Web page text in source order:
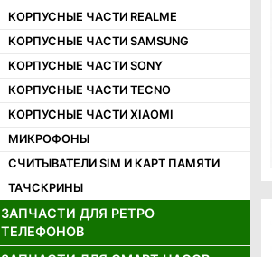
КОРПУСНЫЕ ЧАСТИ REALME
КОРПУСНЫЕ ЧАСТИ SAMSUNG
КОРПУСНЫЕ ЧАСТИ SONY
КОРПУСНЫЕ ЧАСТИ TECNO
КОРПУСНЫЕ ЧАСТИ XIAOMI
МИКРОФОНЫ
СЧИТЫВАТЕЛИ SIM И КАРТ ПАМЯТИ
ТАЧСКРИНЫ
ЗАПЧАСТИ ДЛЯ РЕТРО
ТЕЛЕФОНОВ